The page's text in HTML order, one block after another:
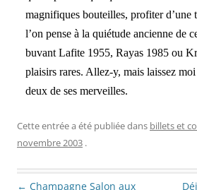
magnifiques bouteilles, profiter d’une
l’on pense à la quiétude ancienne de
buvant Lafite 1955, Rayas 1985 ou
plaisirs rares. Allez-y, mais laissez
deux de ses merveilles.
Cette entrée a été publiée dans billets et
novembre 2003 .
Navigation des articles
← Champagne Salon aux